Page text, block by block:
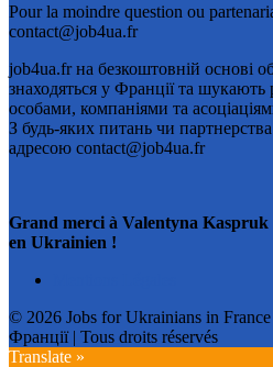
Pour la moindre question ou
contact@job4ua.fr
job4ua.fr на безкоштовній основі
знаходяться у Франції та
особами, компаніями та
З будь-яких питань чи партнерства
адресою contact@job4ua.fr
Grand merci à Valentyna
en Ukrainien !
© 2026 Jobs for Ukrainians in
Франції| Tous droits réservés
Translate »